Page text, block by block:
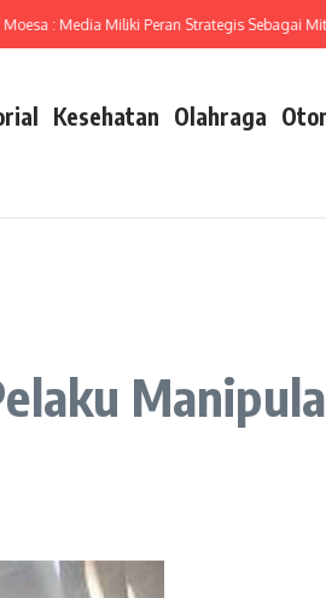
: Media Miliki Peran Strategis Sebagai Mitra
Kesehatan Olahraga